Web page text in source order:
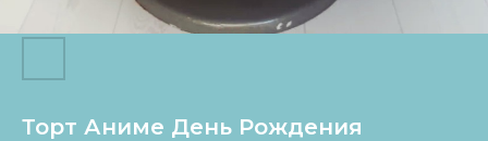
Торт Аниме День Рождения